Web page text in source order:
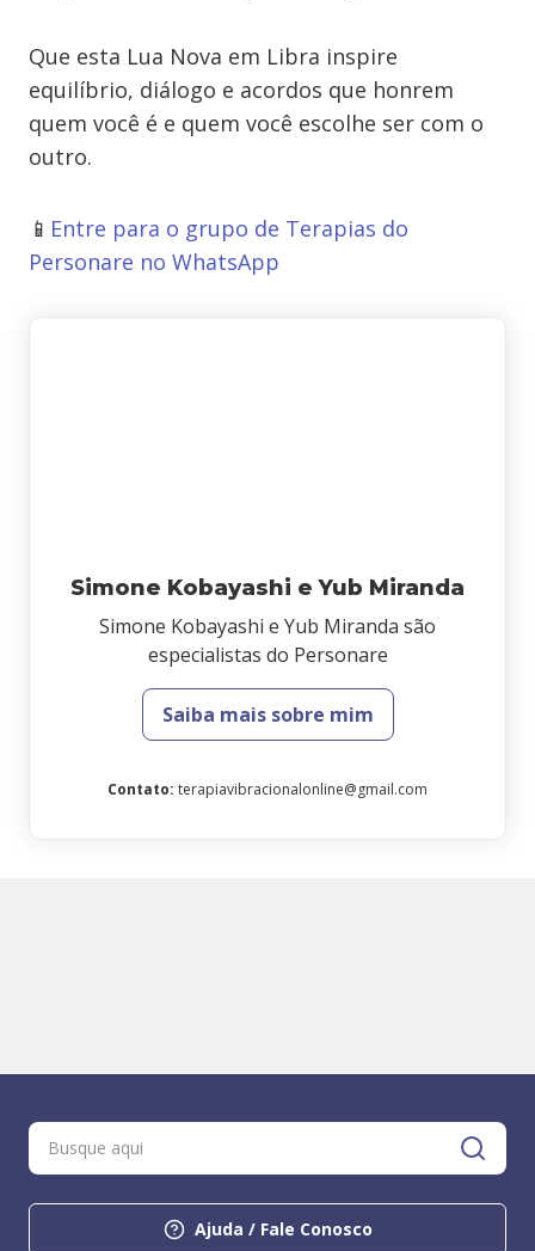
Que esta Lua Nova em Libra inspire
equilíbrio, diálogo e acordos que honrem
quem você é e quem você escolhe ser com o
outro.
📱 Entre para o grupo de Terapias do
Personare no WhatsApp
Simone Kobayashi e Yub Miranda
Simone Kobayashi e Yub Miranda são
especialistas do Personare
Saiba mais sobre mim
Contato: terapiavibracionalonline@gmail.com
Ajuda / Fale Conosco